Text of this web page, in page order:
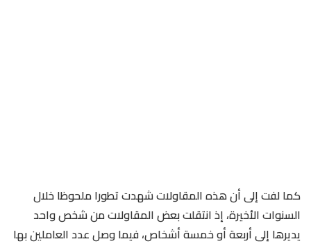
كما لفت إلى أن هذه المقاولات شهدت تطورا ملحوظا خلال
السنوات الأخيرة، إذ انتقلت بعض المقاولات من شخص واحد
يديرها إلى أربعة أو خمسة أشخاص، فيما وصل عدد العاملين بها